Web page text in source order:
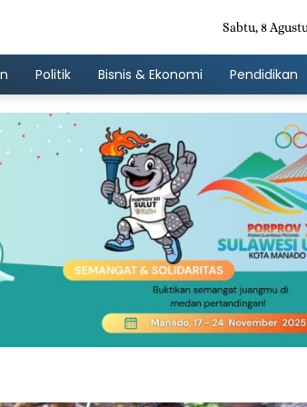
Sabtu, 8
Politik Bisnis & Ekonomi Pendidikan